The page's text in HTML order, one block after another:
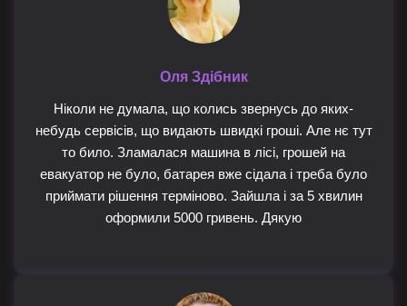
Оля Здібник
Ніколи не думала, що колись звернусь до яких-
небудь сервісів, що видають швидкі гроші. Але нє тут
то било. Зламалася машина в лісі, грошей на
евакуатор не було, батарея вже сідала і треба було
приймати рішення терміново. Зайшла і за 5 хвилин
оформили 5000 гривень. Дякую